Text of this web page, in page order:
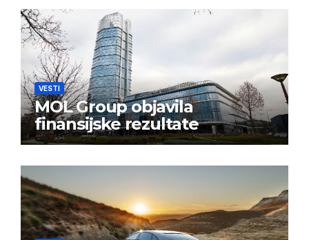
VESTI
MOL Group objavila
finansijske rezultate